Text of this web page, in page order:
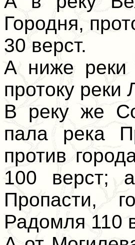
Городня,
30 верст.
А ниже реки
протоку реки
В реку же
пала река
против
100 верст;
Пропасти,
Радомля 110